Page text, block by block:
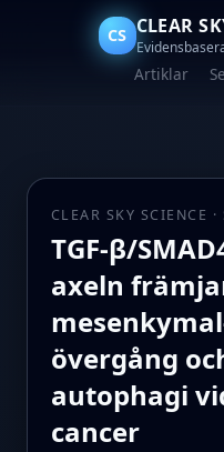
CS CLEAR
Artiklar
CLEAR SKY SCIENCE ·
TGF-β/
axeln
övergång
autophagi
cancer